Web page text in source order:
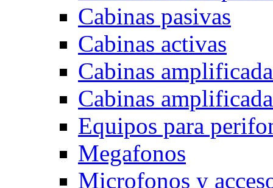
Cabinas pasivas
Cabinas activas
Cabinas
Cabinas
Equipos para
Megafonos
Microfonos y